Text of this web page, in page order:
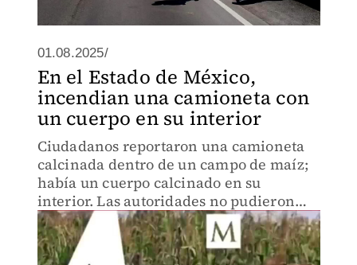
01.08.2025/
En el Estado de México,
incendian una camioneta con
un cuerpo en su interior
Ciudadanos reportaron una camioneta
calcinada dentro de un campo de maíz;
había un cuerpo calcinado en su
interior. Las autoridades no pudieron
determinar el sexo de la persona y
tampoco hay detenidos.